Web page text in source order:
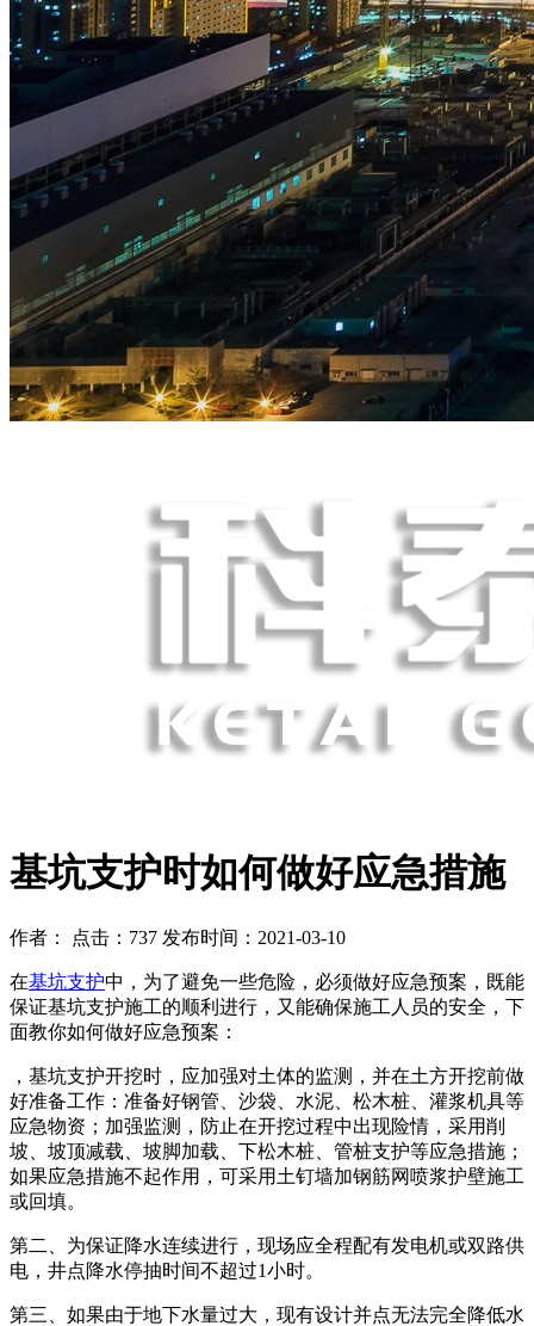
基坑支护时如何做好应急措施
作者： 点击：737 发布时间：2021-03-10
在基坑支护中，为了避免一些危险，必须做好应急预案，既能
保证基坑支护施工的顺利进行，又能确保施工人员的安全，下
面教你如何做好应急预案：
，基坑支护开挖时，应加强对土体的监测，并在土方开挖前做
好准备工作：准备好钢管、沙袋、水泥、松木桩、灌浆机具等
应急物资；加强监测，防止在开挖过程中出现险情，采用削
坡、坡顶减载、坡脚加载、下松木桩、管桩支护等应急措施；
如果应急措施不起作用，可采用土钉墙加钢筋网喷浆护壁施工
或回填。
第二、为保证降水连续进行，现场应全程配有发电机或双路供
电，井点降水停抽时间不超过1小时。
第三、如果由于地下水量过大，现有设计并点无法完全降低水